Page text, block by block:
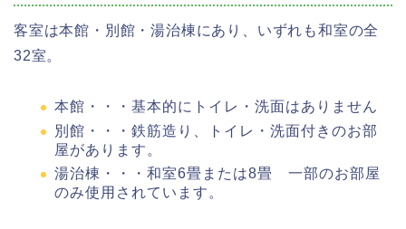
客室は本館・別館・湯治棟にあり、いずれも和室の全
32室。
本館・・・基本的にトイレ・洗面はありません
別館・・・鉄筋造り、トイレ・洗面付きのお部
屋があります。
湯治棟・・・和室6畳または8畳 一部のお部屋
のみ使用されています。